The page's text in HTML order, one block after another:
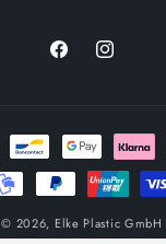
FacebookInstagram
© 2026, Elke Plastic GmbH